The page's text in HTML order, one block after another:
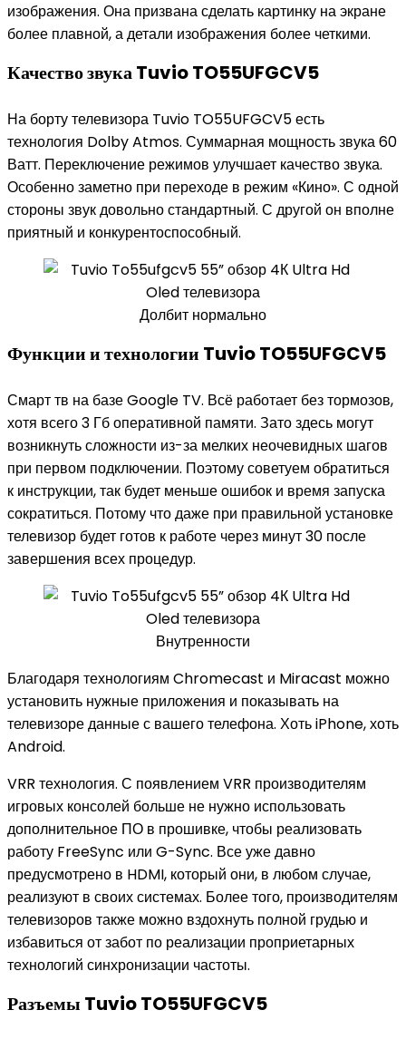
изображения. Она призвана сделать картинку на экране
более плавной, а детали изображения более четкими.
Качество звука Tuvio TO55UFGCV5
На борту телевизора Tuvio TO55UFGCV5 есть
технология Dolby Atmos. Суммарная мощность звука 60
Ватт. Переключение режимов улучшает качество звука.
Особенно заметно при переходе в режим «Кино». С одной
стороны звук довольно стандартный. С другой он вполне
приятный и конкурентоспособный.
Долбит нормально
Функции и технологии Tuvio TO55UFGCV5
Смарт тв на базе Google TV. Всё работает без тормозов,
хотя всего 3 Гб оперативной памяти. Зато здесь могут
возникнуть сложности из-за мелких неочевидных шагов
при первом подключении. Поэтому советуем обратиться
к инструкции, так будет меньше ошибок и время запуска
сократиться. Потому что даже при правильной установке
телевизор будет готов к работе через минут 30 после
завершения всех процедур.
Внутренности
Благодаря технологиям Chromecast и Miracast можно
установить нужные приложения и показывать на
телевизоре данные с вашего телефона. Хоть iPhone, хоть
Android.
VRR технология. С появлением VRR производителям
игровых консолей больше не нужно использовать
дополнительное ПО в прошивке, чтобы реализовать
работу FreeSync или G-Sync. Все уже давно
предусмотрено в HDMI, который они, в любом случае,
реализуют в своих системах. Более того, производителям
телевизоров также можно вздохнуть полной грудью и
избавиться от забот по реализации проприетарных
технологий синхронизации частоты.
Разъемы Tuvio TO55UFGCV5